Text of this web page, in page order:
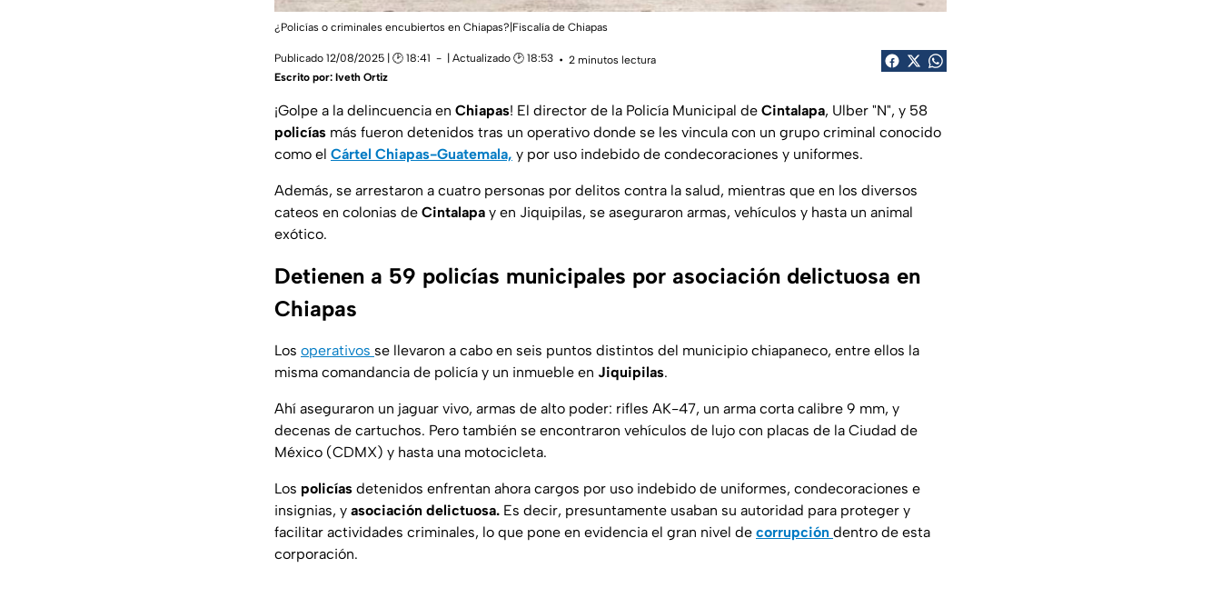
¿Policías o criminales encubiertos en Chiapas?|Fiscalía de Chiapas
Publicado 12/08/2025 | 🕑 18:41 | Actualizado 🕑 18:53
2 minutos lectura
Escrito por: Iveth Ortiz
¡Golpe a la delincuencia en Chiapas! El director de la Policía Municipal de Cintalapa, Ulber "N", y 58
policías más fueron detenidos tras un operativo donde se les vincula con un grupo criminal conocido
como el Cártel Chiapas-Guatemala, y por uso indebido de condecoraciones y uniformes.
Además, se arrestaron a cuatro personas por delitos contra la salud, mientras que en los diversos
cateos en colonias de Cintalapa y en Jiquipilas, se aseguraron armas, vehículos y hasta un animal
exótico.
Detienen a 59 policías municipales por asociación delictuosa en
Chiapas
Los operativos se llevaron a cabo en seis puntos distintos del municipio chiapaneco, entre ellos la
misma comandancia de policía y un inmueble en Jiquipilas.
Ahí aseguraron un jaguar vivo, armas de alto poder: rifles AK-47, un arma corta calibre 9 mm, y
decenas de cartuchos. Pero también se encontraron vehículos de lujo con placas de la Ciudad de
México (CDMX) y hasta una motocicleta.
Los policías detenidos enfrentan ahora cargos por uso indebido de uniformes, condecoraciones e
insignias, y asociación delictuosa. Es decir, presuntamente usaban su autoridad para proteger y
facilitar actividades criminales, lo que pone en evidencia el gran nivel de corrupción dentro de esta
corporación.